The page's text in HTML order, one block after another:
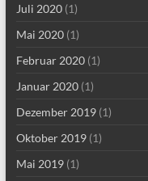
Juli 2020(1)
Mai 2020(1)
Februar 2020(1)
Januar 2020(1)
Dezember 2019(1)
Oktober 2019(1)
Mai 2019(1)